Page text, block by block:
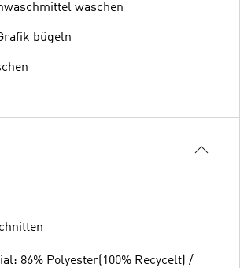
waschen
bügeln
86% Polyester(100% Recycelt) /